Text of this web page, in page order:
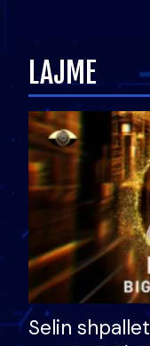
LAJME
Selin